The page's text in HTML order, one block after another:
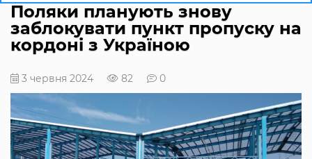
Поляки планують знову
заблокувати пункт пропуску на
кордоні з Україною
3 червня 2024 82 0